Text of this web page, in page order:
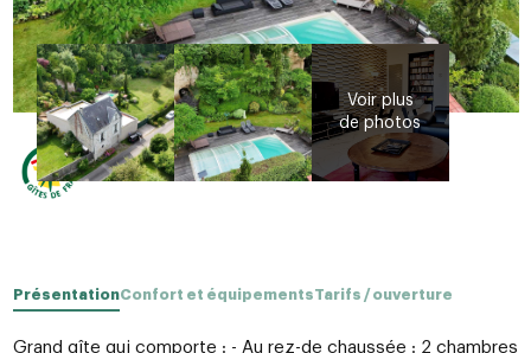
PrésentationConfort et équipementsTarifs / ouverture
Grand gîte qui comporte : - Au rez-de chaussée : 2 chambres